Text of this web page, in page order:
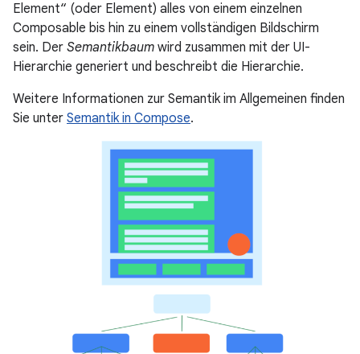
Element“ (oder Element) alles von einem einzelnen
Composable bis hin zu einem vollständigen Bildschirm
sein. Der Semantikbaum wird zusammen mit der UI-
Hierarchie generiert und beschreibt die Hierarchie.
Weitere Informationen zur Semantik im Allgemeinen finden
Sie unter Semantik in Compose.